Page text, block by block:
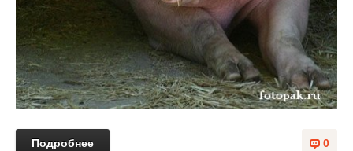
0
Подробнее